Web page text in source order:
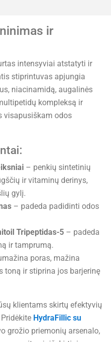
ir
intensyviai atstatyti ir
stiprintuvas apjungia
niacinamidą, augalinės
kompleksą ir
visapusiškam odos
– penkių sintetinių
ir vitaminų derinys,
gylį.
– padeda padidinti odos
Tripeptidas-5 – padeda
ir tamprumą.
poras, mažina
toną ir stiprina jos barjerinę
klientams skirtų efektyvių
HydraFillic su
grožio priemonių arsenalo,